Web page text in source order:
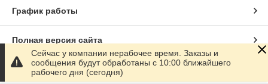
График работы
Полная версия сайта
Сайт создан на маркетплейсе
Сейчас у компании нерабочее время. Заказы и
сообщения будут обработаны с 10:00 ближайшего
рабочего дня (сегодня)